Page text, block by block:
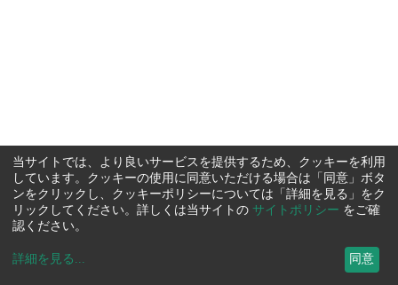
当サイトでは、より良いサービスを提供するため、クッキーを利用
しています。クッキーの使用に同意いただける場合は「同意」ボタ
ンをクリックし、クッキーポリシーについては「詳細を見る」をク
リックしてください。詳しくは当サイトの サイトポリシー をご確
認ください。
詳細を見る ... 同意